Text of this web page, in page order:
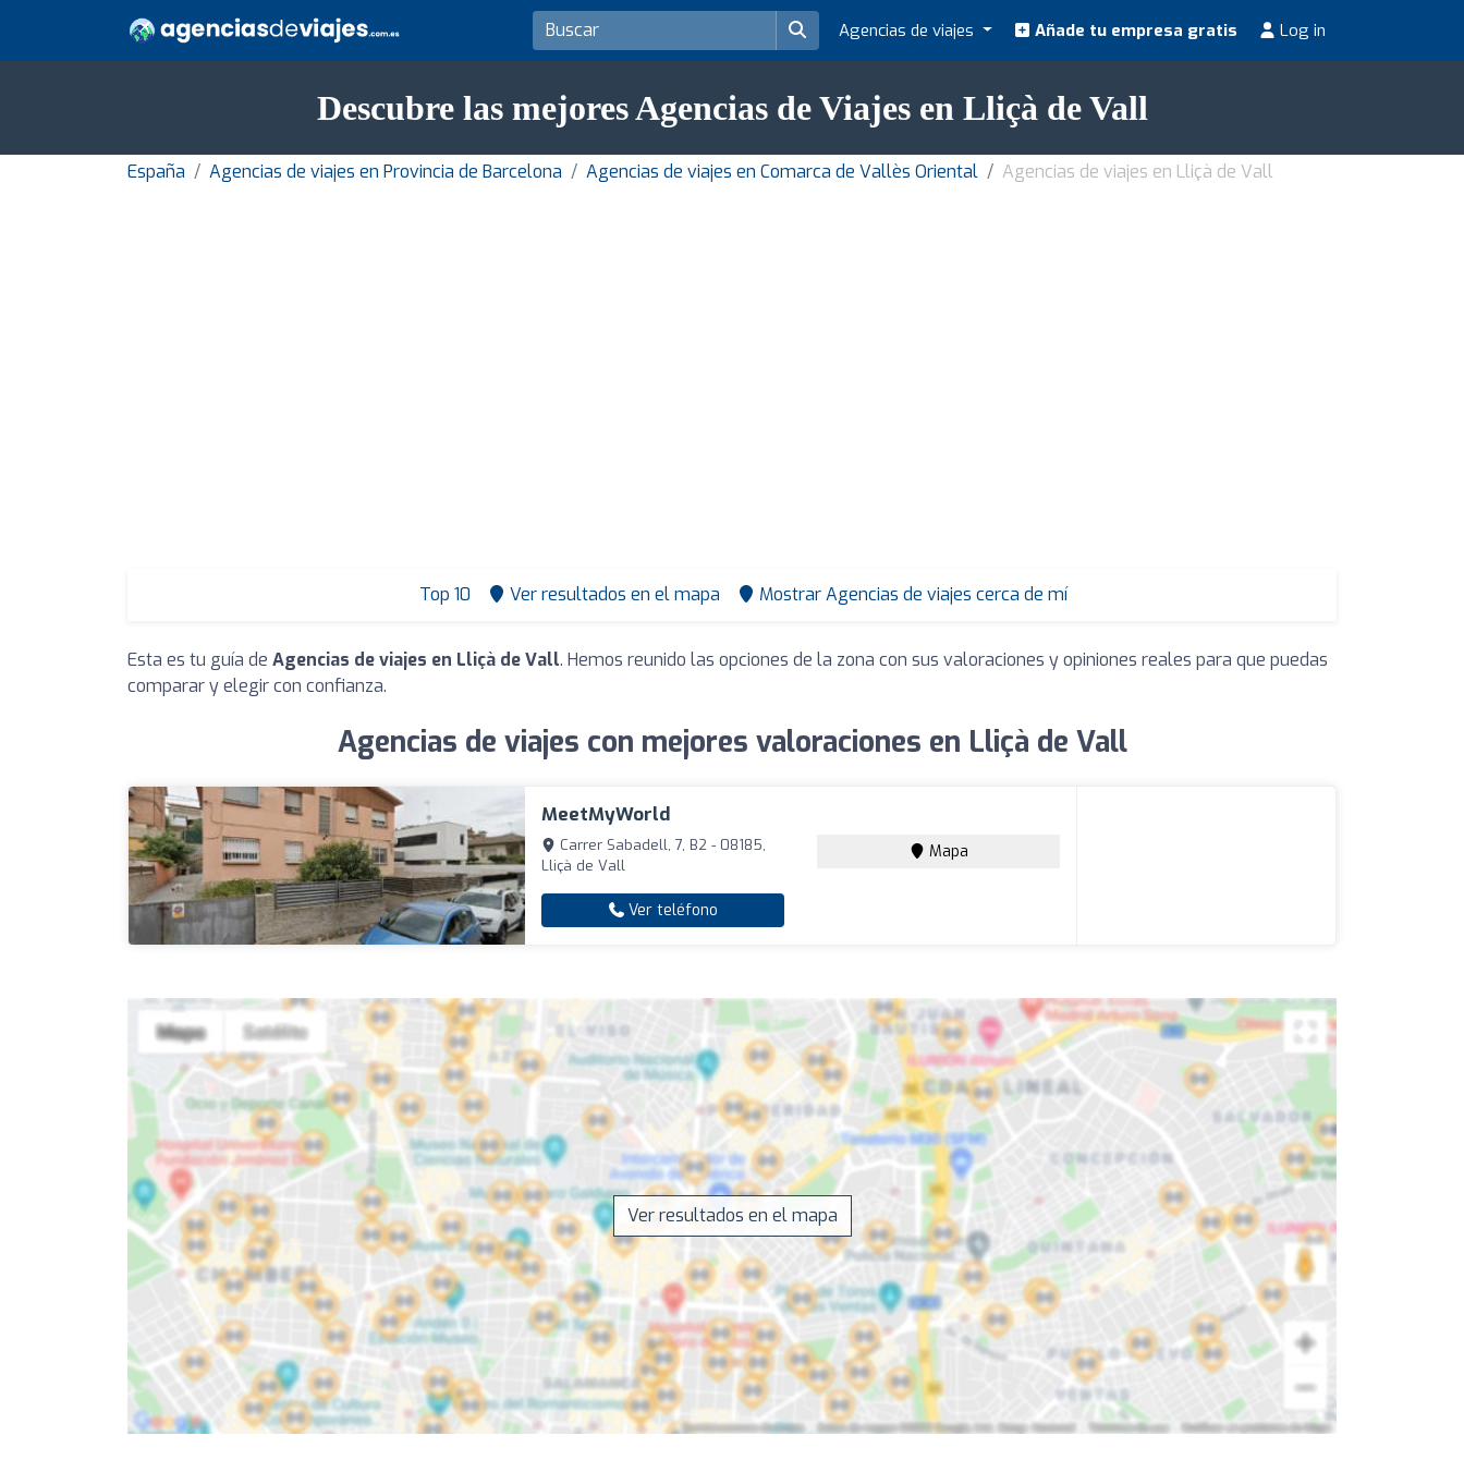
Agencias de viajes Añade tu empresa gratis Log in
Descubre las mejores Agencias de Viajes en Lliçà de Vall
España Agencias de viajes en Provincia de Barcelona Agencias de viajes en Comarca de Vallès Oriental Agencias de viajes en Lliçà de Vall
Top 10 Ver resultados en el mapa Mostrar Agencias de viajes cerca de mí
Esta es tu guía de Agencias de viajes en Lliçà de Vall. Hemos reunido las opciones de la zona con sus valoraciones y opiniones reales para que puedas
comparar y elegir con confianza.
Agencias de viajes con mejores valoraciones en Lliçà de Vall
MeetMyWorld
Carrer Sabadell, 7, B2 - 08185,
Lliçà de Vall
Mapa
Ver teléfono
Ver resultados en el mapa